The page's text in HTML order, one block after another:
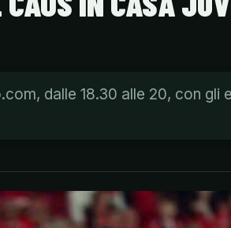
dalle 18.30 alle 20, con gli